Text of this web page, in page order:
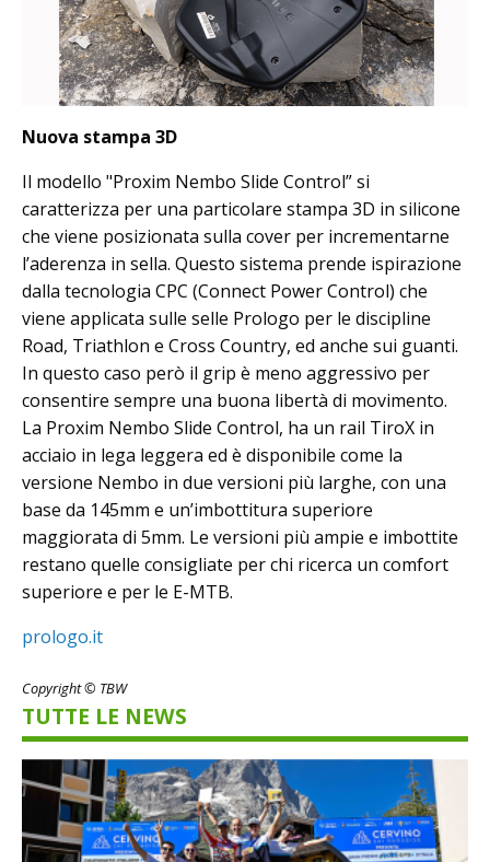
Nuova stampa 3D
Il modello "Proxim Nembo Slide Control” si
caratterizza per una particolare stampa 3D in silicone
che viene posizionata sulla cover per incrementarne
l’aderenza in sella. Questo sistema prende ispirazione
dalla tecnologia CPC (Connect Power Control) che
viene applicata sulle selle Prologo per le discipline
Road, Triathlon e Cross Country, ed anche sui guanti.
In questo caso però il grip è meno aggressivo per
consentire sempre una buona libertà di movimento.
La Proxim Nembo Slide Control, ha un rail TiroX in
acciaio in lega leggera ed è disponibile come la
versione Nembo in due versioni più larghe, con una
base da 145mm e un’imbottitura superiore
maggiorata di 5mm. Le versioni più ampie e imbottite
restano quelle consigliate per chi ricerca un comfort
superiore e per le E-MTB.
prologo.it
Copyright © TBW
TUTTE LE NEWS